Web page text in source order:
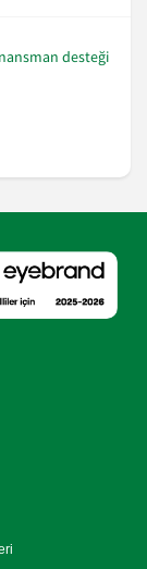
desteği